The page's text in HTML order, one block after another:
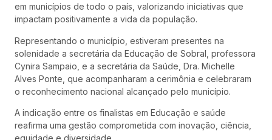
em municípios de todo o país, valorizando iniciativas que
impactam positivamente a vida da população.
Representando o município, estiveram presentes na
solenidade a secretária da Educação de Sobral, professora
Cynira Sampaio, e a secretária da Saúde, Dra. Michelle
Alves Ponte, que acompanharam a cerimônia e celebraram
o reconhecimento nacional alcançado pelo município.
A indicação entre os finalistas em Educação e saúde
reafirma uma gestão comprometida com inovação, ciência,
equidade e diversidade.